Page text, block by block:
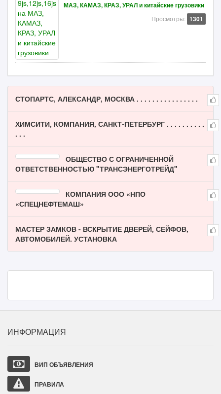
МАЗ, КАМАЗ, КРАЗ, УРАЛ и китайские грузовики
Просмотры: 1301
СТОПАРТС, АЛЕКСАНДР, МОСКВА . . . . . . . . . . . . . . . .
ХИМСИТИ, КОМПАНИЯ, САНКТ-ПЕТЕРБУРГ . . . . . . . . . .
. . .
ОБЩЕСТВО С ОГРАНИЧЕННОЙ
ОТВЕТСТВЕННОСТЬЮ "ТРАНСЭНЕРГОТРЕЙД"
КОМПАНИЯ ООО «НПО
«СПЕЦНЕФТЕМАШ»
МАСТЕР ЗАМКОВ - ВСКРЫТИЕ ДВЕРЕЙ, СЕЙФОВ,
АВТОМОБИЛЕЙ. УСТАНОВКА
ИНФОРМАЦИЯ
ВИП ОБЪЯВЛЕНИЯ
ПРАВИЛА